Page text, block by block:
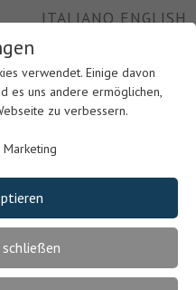
ITALIANOENGLISH
verwendet. Einige davon
es uns andere ermöglichen,
zu verbessern.
Marketing